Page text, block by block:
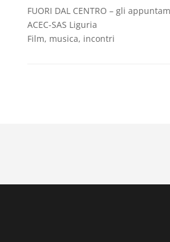
FUORI DAL CENTRO – gli
ACEC-SAS Liguria
Film, musica, incontri